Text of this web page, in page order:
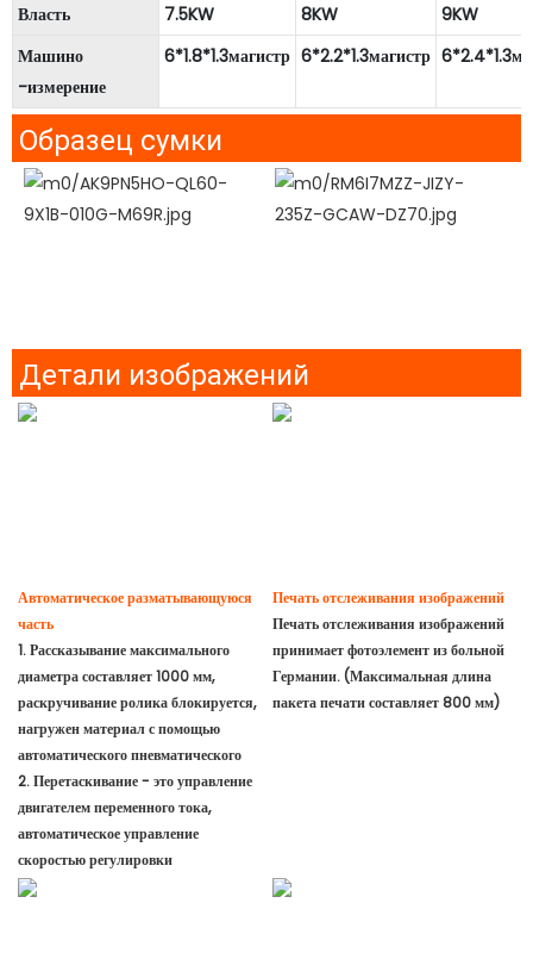
Власть
7.5KW 8KW
9KW
Машино
-измерение
6*1.8*1.3магистр 6*2.2*1.3магистр
Образец сумки
Детали изображений
Автоматическое разматывающуюся
часть
1. Рассказывание максимального
диаметра составляет 1000 мм,
раскручивание ролика блокируется,
нагружен материал с помощью
автоматического пневматического
2. Перетаскивание - это управление
двигателем переменного тока,
автоматическое управление
скоростью регулировки
Печать отслеживания изображений
Печать отслеживания изображений
принимает фотоэлемент из больной
Германии. (Максимальная длина
пакета печати составляет 800 мм)